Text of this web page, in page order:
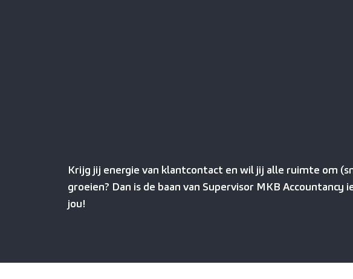
Krijg jij energie van klantcontact en wil jij alle ruimte om
groeien? Dan is de baan van Supervisor MKB Accountancy
jou!